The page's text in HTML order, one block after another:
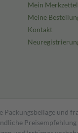
Mein Merkzettel
Meine
Kontakt
Packungsbeilage
Preisempfehlung